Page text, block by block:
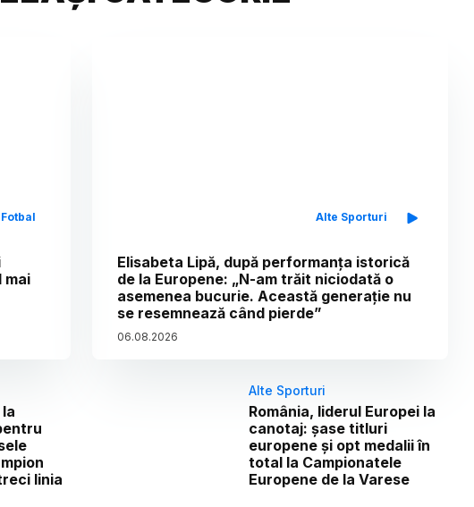
Fotbal
mai
Alte Sporturi
Elisabeta Lipă, după performanța istorică
de la Europene: „N-am trăit niciodată o
asemenea bucurie. Această generație nu
se resemnează când pierde”
06.08.2026
linia
Alte Sporturi
România, liderul Europei la
canotaj: șase titluri
europene și opt medalii în
total la Campionatele
Europene de la Varese